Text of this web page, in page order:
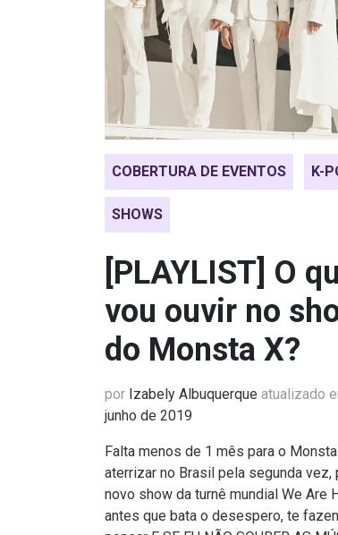
COBERTURA DE EVENTOS K-
SHOWS
[PLAYLIST] O
vou ouvir no
do Monsta X?
por Izabely Albuquerque atualizado
junho de 2019
Falta menos de 1 mês para o
aterrizar no Brasil pela segunda vez,
novo show da turnê mundial We Are
antes que bata o desespero, te